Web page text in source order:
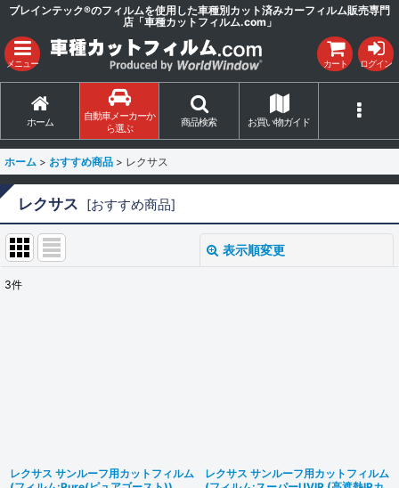
ブレインテック®のフィルムを使用した車種別カット済みカーフィルム販売専門
店「車種カットフィルム.com」
メニュー カート ログイン
ホーム
自動車メーカーか
ら選ぶ
商品検索 お買い物ガイド
ホーム > おすすめ商品 > レクサス
レクサス [おすすめ商品]
表示順変更
3件
レクサス サンルーフ用カットフィルム
レクサス サンルーフ用カットフィルム